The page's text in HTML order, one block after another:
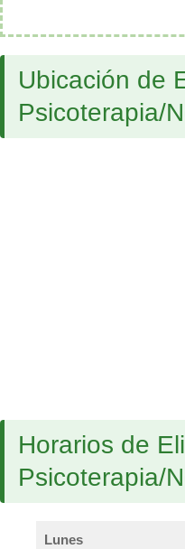
Ubicación de
Psicoterapia/
Horarios de
Psicoterapia/
Lunes